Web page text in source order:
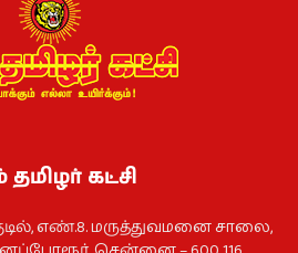
தமிழர் கட்சி
எண்.8. மருத்துவமனை சாலை,